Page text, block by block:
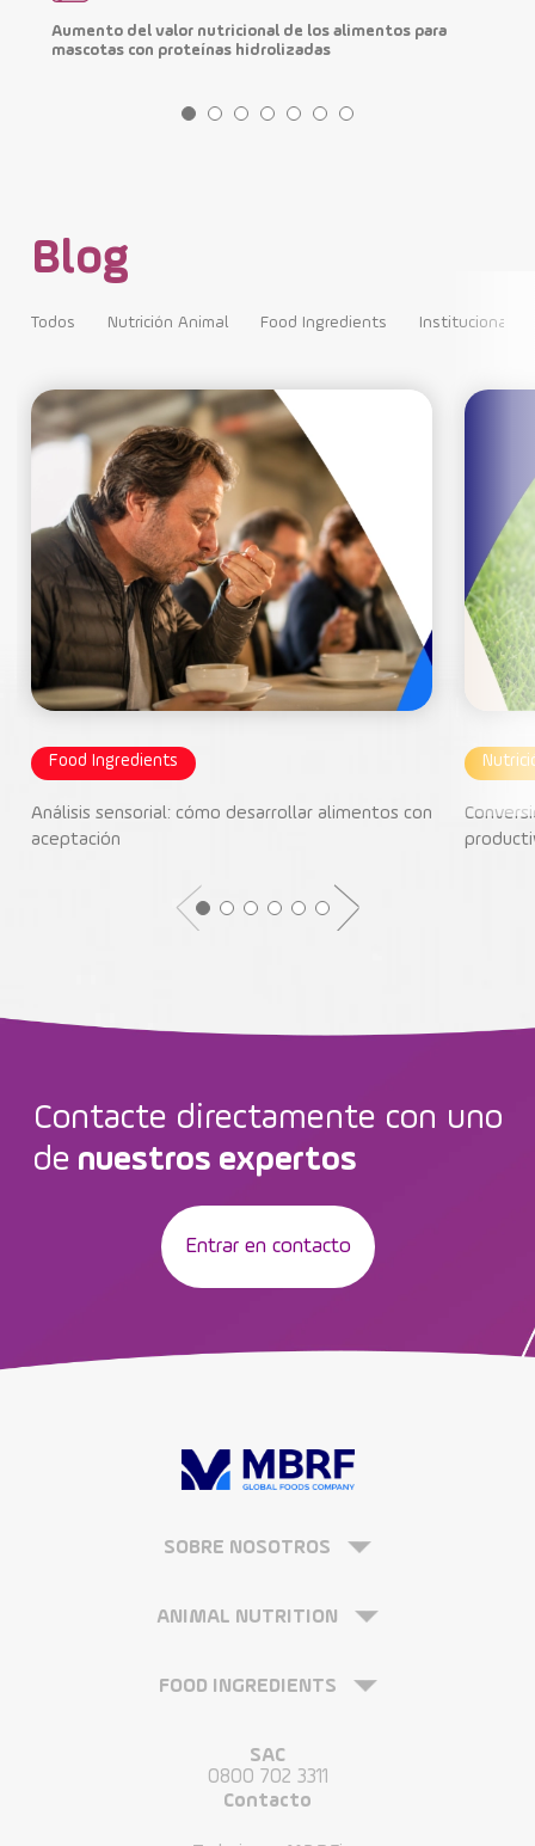
Aumento del valor nutricional de los alimentos para
mascotas con proteínas hidrolizadas
Blog
Todos Nutrición Animal Food Ingredients Institucional
Food Ingredients
Análisis sensorial: cómo desarrollar alimentos con
aceptación
Contacte directamente con uno
de nuestros expertos
Entrar en contacto
SOBRE NOSOTROS
ANIMAL NUTRITION
FOOD INGREDIENTS
SAC
0800 702 3311
Contacto